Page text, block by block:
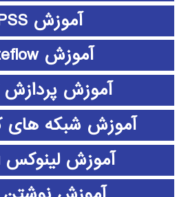
آموزش SPSS
آموزش stateflow
آموزش پردازش
آموزش شبکه های
آموزش لینوکس ubuntu